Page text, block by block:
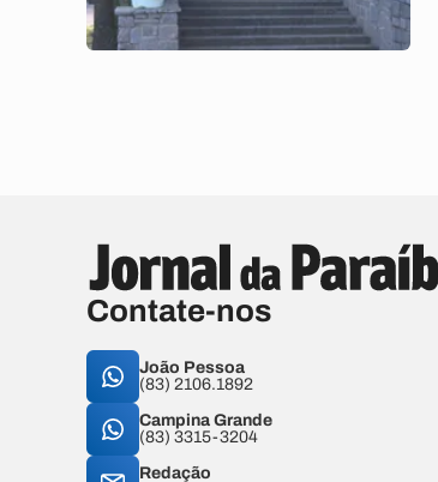
Contate-nos
João Pessoa
(83) 2106.1892
Campina Grande
(83) 3315-3204
Redação